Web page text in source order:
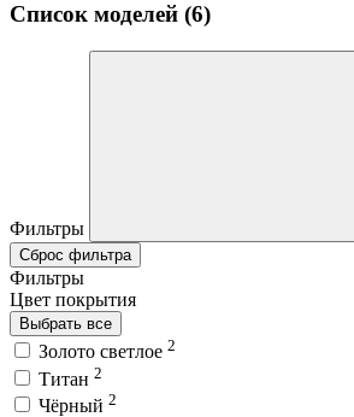
Список моделей (6)
Фильтры
Сброс фильтра
Фильтры
Цвет покрытия
Выбрать все
Золото светлое 2
Титан 2
Чёрный 2